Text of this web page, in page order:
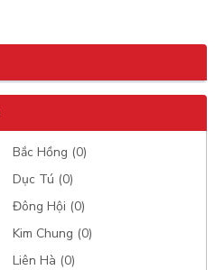
Bắc Hồng (0)
Dục Tú (0)
Đông Hội (0)
Kim Chung (0)
Liên Hà (0)